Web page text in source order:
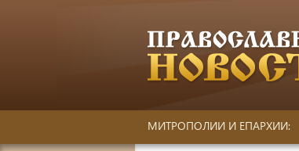
МИТРОПОЛИИ И ЕПАРХИИ: